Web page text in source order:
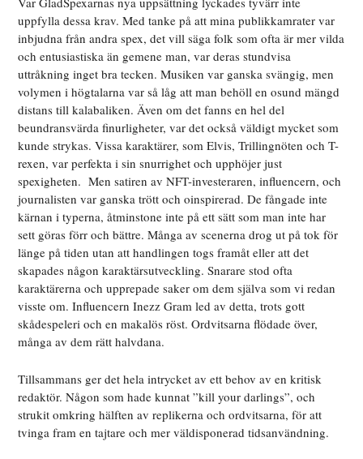
uppfylla dessa krav. Med tanke på att mina publikkamrater var
inbjudna från andra spex, det vill säga folk som ofta är mer vilda
och entusiastiska än gemene man, var deras stundvisa
uttråkning inget bra tecken. Musiken var ganska svängig, men
volymen i högtalarna var så låg att man behöll en osund mängd
distans till kalabaliken. Även om det fanns en hel del
beundransvärda finurligheter, var det också väldigt mycket som
kunde strykas. Vissa karaktärer, som Elvis, Trillingnöten och T-
rexen, var perfekta i sin snurrighet och upphöjer just
spexigheten. Men satiren av NFT-investeraren, influencern, och
journalisten var ganska trött och oinspirerad. De fångade inte
kärnan i typerna, åtminstone inte på ett sätt som man inte har
sett göras förr och bättre. Många av scenerna drog ut på tok för
länge på tiden utan att handlingen togs framåt eller att det
skapades någon karaktärsutveckling. Snarare stod ofta
karaktärerna och upprepade saker om dem själva som vi redan
visste om. Influencern Inezz Gram led av detta, trots gott
skådespeleri och en makalös röst. Ordvitsarna flödade över,
många av dem rätt halvdana.
Tillsammans ger det hela intrycket av ett behov av en kritisk
redaktör. Någon som hade kunnat ”kill your darlings”, och
strukit omkring hälften av replikerna och ordvitsarna, för att
tvinga fram en tajtare och mer väldisponerad tidsanvändning.